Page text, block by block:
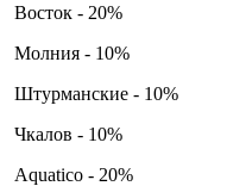
Восток - 20%
Молния - 10%
Штурманские - 10%
Чкалов - 10%
Aquatico - 20%